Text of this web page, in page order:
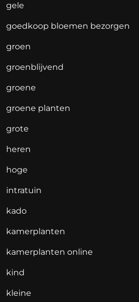
gele
goedkoop bloemen bezorgen
groen
groenblijvend
groene
groene planten
grote
heren
hoge
intratuin
kado
kamerplanten
kamerplanten online
kind
kleine